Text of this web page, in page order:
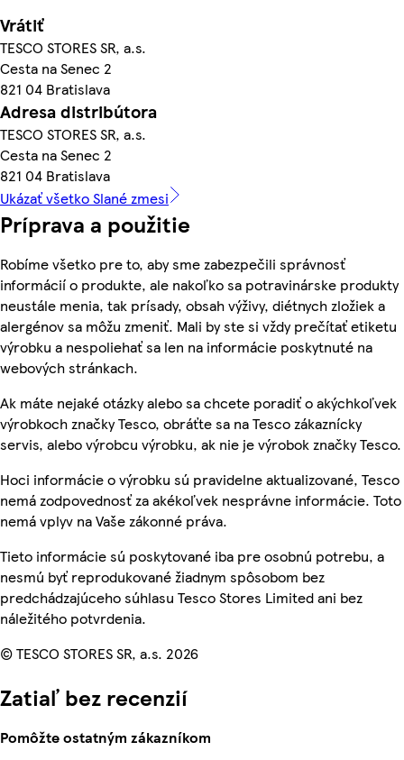
Vrátiť
TESCO STORES SR, a.s.
Cesta na Senec 2
821 04 Bratislava
Adresa distribútora
TESCO STORES SR, a.s.
Cesta na Senec 2
821 04 Bratislava
Ukázať všetko Slané zmesi
Príprava a použitie
Robíme všetko pre to, aby sme zabezpečili správnosť
informácií o produkte, ale nakoľko sa potravinárske produkty
neustále menia, tak prísady, obsah výživy, diétnych zložiek a
alergénov sa môžu zmeniť. Mali by ste si vždy prečítať etiketu
výrobku a nespoliehať sa len na informácie poskytnuté na
webových stránkach.
Ak máte nejaké otázky alebo sa chcete poradiť o akýchkoľvek
výrobkoch značky Tesco, obráťte sa na Tesco zákaznícky
servis, alebo výrobcu výrobku, ak nie je výrobok značky Tesco.
Hoci informácie o výrobku sú pravidelne aktualizované, Tesco
nemá zodpovednosť za akékoľvek nesprávne informácie. Toto
nemá vplyv na Vaše zákonné práva.
Tieto informácie sú poskytované iba pre osobnú potrebu, a
nesmú byť reprodukované žiadnym spôsobom bez
predchádzajúceho súhlasu Tesco Stores Limited ani bez
náležitého potvrdenia.
© TESCO STORES SR, a.s. 2026
Zatiaľ bez recenzií
Pomôžte ostatným zákazníkom